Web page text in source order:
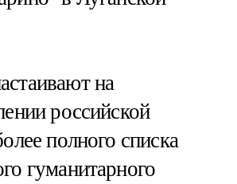
на
российской
полного списка
гуманитарного